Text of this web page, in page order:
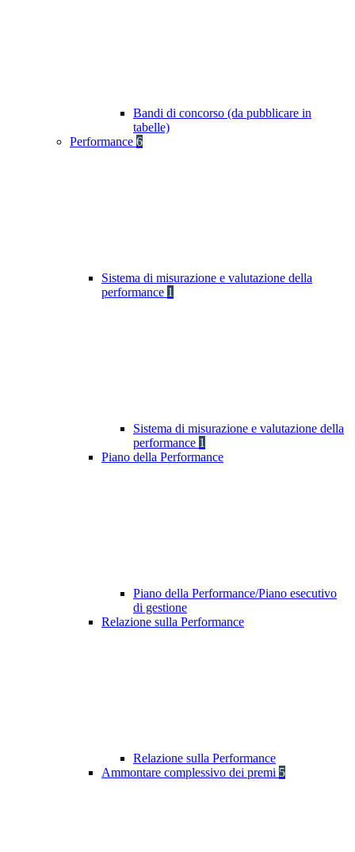
Bandi di concorso (da pubblicare in
tabelle)
Performance 6
Sistema di misurazione e valutazione della
performance 1
Sistema di misurazione e valutazione della
performance 1
Piano della Performance
Piano della Performance/Piano esecutivo
di gestione
Relazione sulla Performance
Relazione sulla Performance
Ammontare complessivo dei premi 5